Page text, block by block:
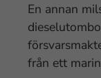
En annan
från ett